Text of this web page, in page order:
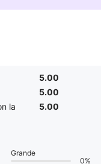
5.00
5.00
la
5.00
Grande
0%